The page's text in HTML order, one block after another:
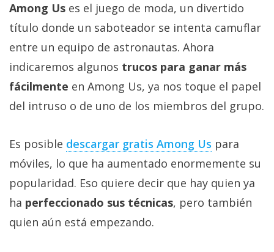
operativos
Profesional
+
Más
Sorteos
Foros
Contacto
Among Us es el juego de moda, un divertido
título donde un saboteador se intenta camuflar
entre un equipo de astronautas. Ahora
indicaremos algunos trucos para ganar más
fácilmente en Among Us, ya nos toque el papel
del intruso o de uno de los miembros del grupo.
Es posible descargar gratis Among Us para
móviles, lo que ha aumentado enormemente su
popularidad. Eso quiere decir que hay quien ya
ha perfeccionado sus técnicas, pero también
quien aún está empezando.